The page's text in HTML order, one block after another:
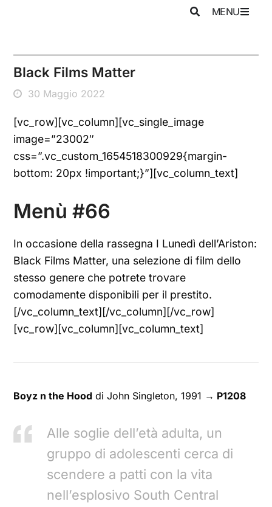
MENU
Black Films Matter
30 Maggio 2022
[vc_row][vc_column][vc_single_image
image=”23002″
css=”.vc_custom_1654518300929{margin-
bottom: 20px !important;}”][vc_column_text]
Menù #66
In occasione della rassegna I Lunedì dell’Ariston:
Black Films Matter, una selezione di film dello
stesso genere che potrete trovare
comodamente disponibili per il prestito.
[/vc_column_text][/vc_column][/vc_row]
[vc_row][vc_column][vc_column_text]
Boyz n the Hood di John Singleton, 1991 → P1208
Alle soglie dell’età adulta, un
gruppo di adolescenti cerca di
scendere a patti con la vita
nell’esplosivo South Central